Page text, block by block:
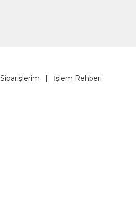
Siparişlerim | İşlem Rehberi